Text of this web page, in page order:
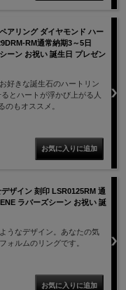
アリング ダイヤモンド ハー
RM通常納期3～5日
ーン お祝い 誕生日 プレゼン
好きな誕生石のハートリン
とハートが浮かび上がる人
のもオススメ。
ザイン 刻印 LSR0125RM 通
ラバーズシーン お祝い 誕
うなデザイン。あなたの気
ォルムのリングです。